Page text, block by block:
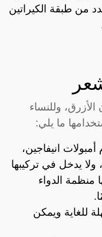
من طبقة الكيراتين
الأزرق، وللنساء
ما يلي:
انيفاجين،
ولا يدخل في تركيبها
منظمة الدواء
للغاية ويمكن